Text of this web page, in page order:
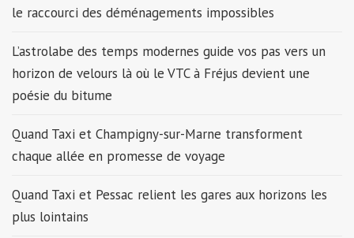
le raccourci des déménagements impossibles
L’astrolabe des temps modernes guide vos pas vers un
horizon de velours là où le VTC à Fréjus devient une
poésie du bitume
Quand Taxi et Champigny-sur-Marne transforment
chaque allée en promesse de voyage
Quand Taxi et Pessac relient les gares aux horizons les
plus lointains